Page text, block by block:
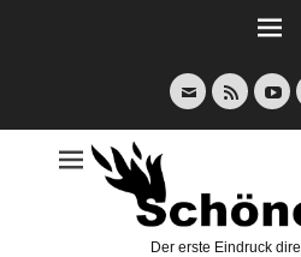
E-
Mail
Feed
Der erste Eindruck